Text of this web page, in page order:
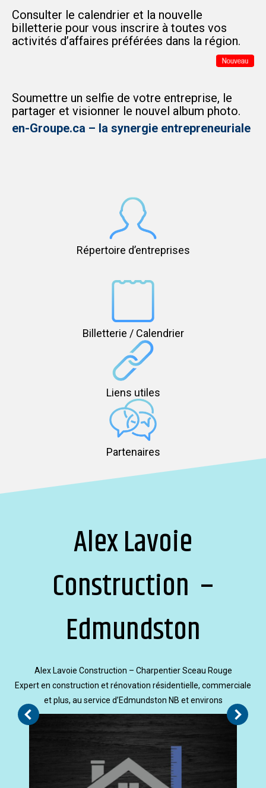
Consulter le calendrier et la nouvelle
billetterie pour vous inscrire à toutes vos
activités d’affaires préférées dans la région.
Soumettre un selfie de votre entreprise, le
partager et visionner le nouvel album photo.
en-Groupe.ca – la synergie entrepreneuriale
Répertoire d’entreprises
Billetterie / Calendrier
Liens utiles
Partenaires
Alex Lavoie
Construction –
Edmundston
Alex Lavoie Construction – Charpentier Sceau Rouge
Expert en construction et rénovation résidentielle, commerciale
et plus, au service d’Edmundston NB et environs